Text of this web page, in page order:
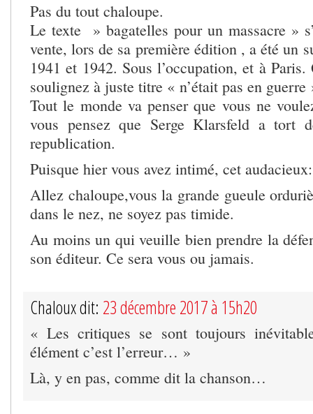
Pas du tout chaloupe.
Le texte » bagatelles pour un massacre »
vente, lors de sa première édition , a été un
1941 et 1942. Sous l’occupation, et à
soulignez à juste titre « n’était pas en guerre
Tout le monde va penser que vous ne
vous pensez que Serge Klarsfeld a tort
republication.
Puisque hier vous avez intimé, cet
Allez chaloupe,vous la grande gueule
dans le nez, ne soyez pas timide.
Au moins un qui veuille bien prendre la
son éditeur. Ce sera vous ou jamais.
Chaloux dit: 23 décembre 2017 à 15h20
« Les critiques se sont toujours
élément c’est l’erreur… »
Là, y en pas, comme dit la chanson…